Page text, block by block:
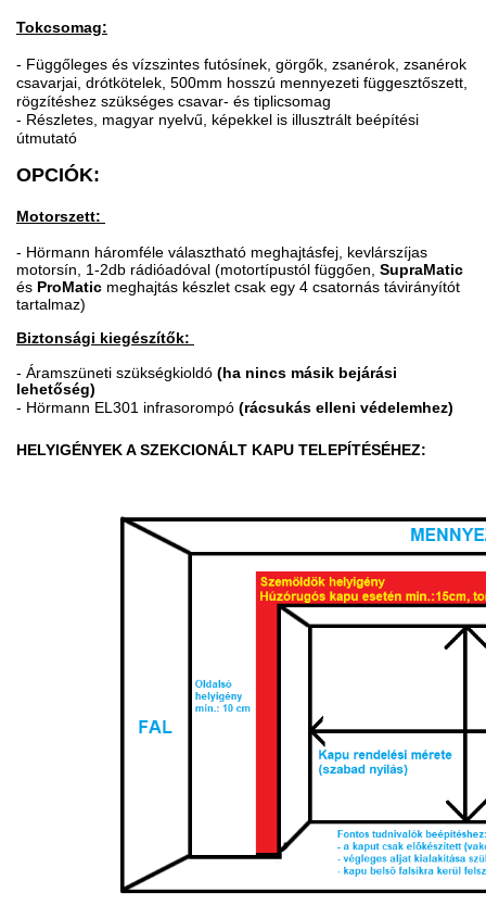
Tokcsomag:
- Függőleges és vízszintes futósínek, görgők, zsanérok, zsanérok
csavarjai, drótkötelek, 500mm hosszú mennyezeti függesztőszett,
rögzítéshez szükséges csavar- és tiplicsomag
- Részletes, magyar nyelvű, képekkel is illusztrált beépítési
útmutató
OPCIÓK:
Motorszett:
- Hörmann háromféle választható meghajtásfej, kevlárszíjas
motorsín, 1-2db rádióadóval (motortípustól függően, SupraMatic
és ProMatic meghajtás készlet csak egy 4 csatornás távirányítót
tartalmaz)
Biztonsági kiegészítők:
- Áramszüneti szükségkioldó (ha nincs másik bejárási
lehetőség)
- Hörmann EL301 infrasorompó (rácsukás elleni védelemhez)
HELYIGÉNYEK A SZEKCIONÁLT KAPU TELEPÍTÉSÉHEZ: